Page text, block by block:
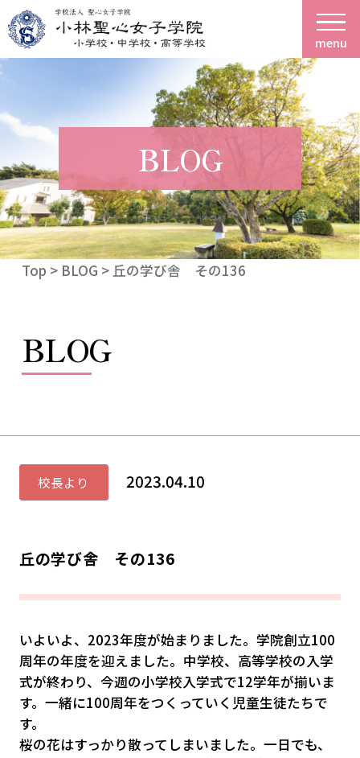
menu
BLOG
Top > BLOG > 丘の学び舎 その136
BLOG
校長より 2023.04.10
丘の学び舎 その136
いよいよ、2023年度が始まりました。学院創立100
周年の年度を迎えました。中学校、高等学校の入学
式が終わり、今週の小学校入学式で12学年が揃いま
す。一緒に100周年をつくっていく児童生徒たちで
す。
桜の花はすっかり散ってしまいました。一日でも、